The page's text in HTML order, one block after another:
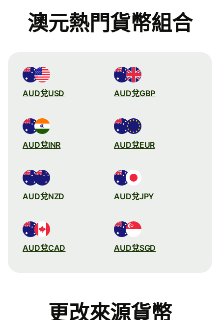
澳元熱門貨幣組合
AUD兌USD AUD兌GBP
AUD兌INR AUD兌EUR
AUD兌NZD AUD兌JPY
AUD兌CAD AUD兌SGD
更改來源貨幣